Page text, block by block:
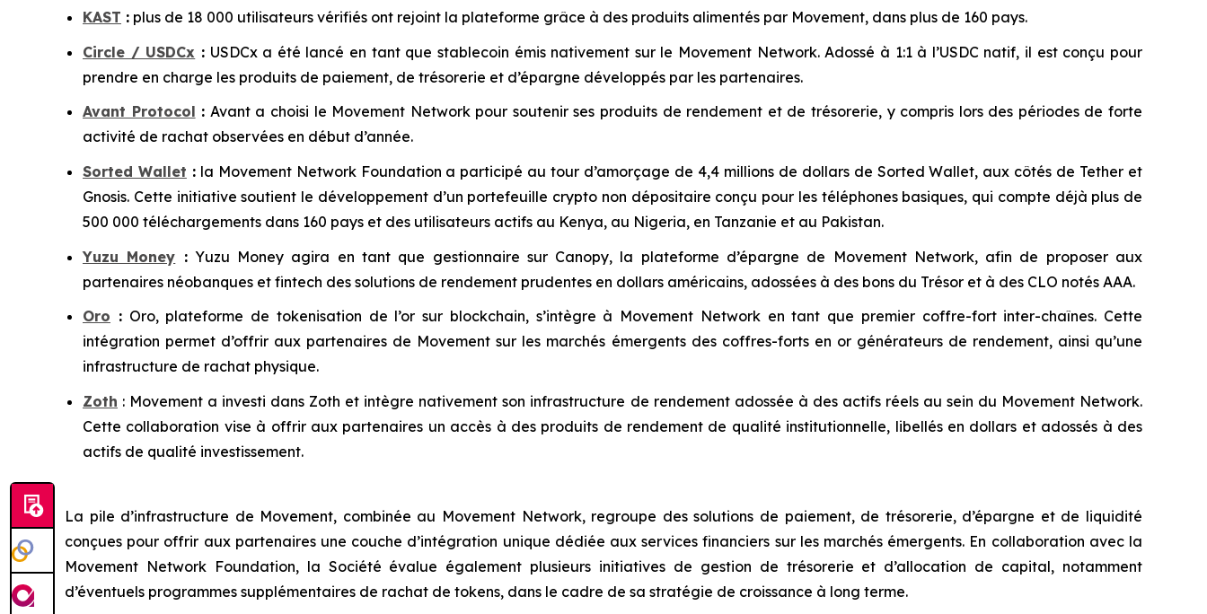
KAST : plus de 18 000 utilisateurs vérifiés ont rejoint la plateforme grâce à des produits alimentés par Movement, dans plus de 160 pays.
Circle / USDCx :USDCx a été lancé en tant que stablecoin émis nativement sur le Movement Network. Adossé à 1:1 à l’USDC natif, il est conçu pour
prendre en charge les produits de paiement, de trésorerie et d’épargne développés par les partenaires.
Avant Protocol : Avant a choisi le Movement Network pour soutenir ses produits de rendement et de trésorerie, y compris lors des périodes de forte
activité de rachat observées en début d’année.
Sorted Wallet :la Movement Network Foundation a participé au tour d’amorçage de 4,4 millions de dollars de Sorted Wallet, aux côtés de Tether et
Gnosis. Cette initiative soutient le développement d’un portefeuille crypto non dépositaire conçu pour les téléphones basiques, qui compte déjà plus de
500 000 téléchargements dans 160 pays et des utilisateurs actifs au Kenya, au Nigeria, en Tanzanie et au Pakistan.
Yuzu Money :Yuzu Money agira en tant que gestionnaire sur Canopy, la plateforme d’épargne de Movement Network, afin de proposer aux
partenaires néobanques et fintech des solutions de rendement prudentes en dollars américains, adossées à des bons du Trésor et à des CLO notés AAA.
Oro :Oro, plateforme de tokenisation de l’or sur blockchain, s’intègre à Movement Network en tant que premier coffre-fort inter-chaînes. Cette
intégration permet d’offrir aux partenaires de Movement sur les marchés émergents des coffres-forts en or générateurs de rendement, ainsi qu’une
infrastructure de rachat physique.
Zoth : Movement a investi dans Zoth et intègre nativement son infrastructure de rendement adossée à des actifs réels au sein du Movement Network.
Cette collaboration vise à offrir aux partenaires un accès à des produits de rendement de qualité institutionnelle, libellés en dollars et adossés à des
actifs de qualité investissement.
La pile d’infrastructure de Movement, combinée au Movement Network, regroupe des solutions de paiement, de trésorerie, d’épargne et de liquidité
conçues pour offrir aux partenaires une couche d’intégration unique dédiée aux services financiers sur les marchés émergents. En collaboration avec la
Movement Network Foundation, la Société évalue également plusieurs initiatives de gestion de trésorerie et d’allocation de capital, notamment
d’éventuels programmes supplémentaires de rachat de tokens, dans le cadre de sa stratégie de croissance à long terme.